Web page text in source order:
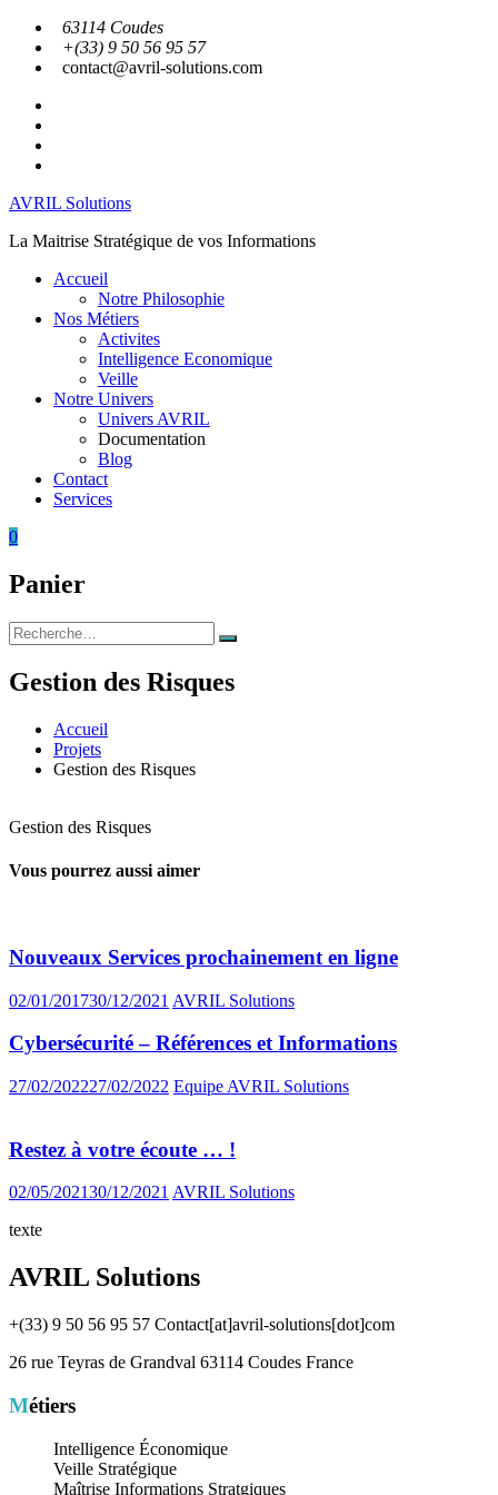
Aller
contenu
63114 Coudes
+(33) 9 50 56 95 57
contact@avril-solutions.com
AVRIL Solutions
La Maitrise Stratégique de vos Informations
Accueil
Notre Philosophie
Nos Métiers
Activites
Intelligence Economique
Veille
Notre Univers
Univers AVRIL
Documentation
Blog
Contact
Services
0
Panier
Rechercher
:
Rechercher
Gestion des Risques
Accueil
Projets
Gestion des Risques
Gestion des Risques
Vous pourrez aussi aimer
Nouveaux Services prochainement en ligne
02/01/201730/12/2021 AVRIL Solutions
Cybersécurité – Références et Informations
27/02/202227/02/2022 Equipe AVRIL Solutions
Restez à votre écoute … !
02/05/202130/12/2021 AVRIL Solutions
texte
AVRIL Solutions
+(33) 9 50 56 95 57 Contact[at]avril-solutions[dot]com
26 rue Teyras de Grandval 63114 Coudes France
Métiers
Intelligence Économique
Veille Stratégique
Maîtrise Informations Stratgiques